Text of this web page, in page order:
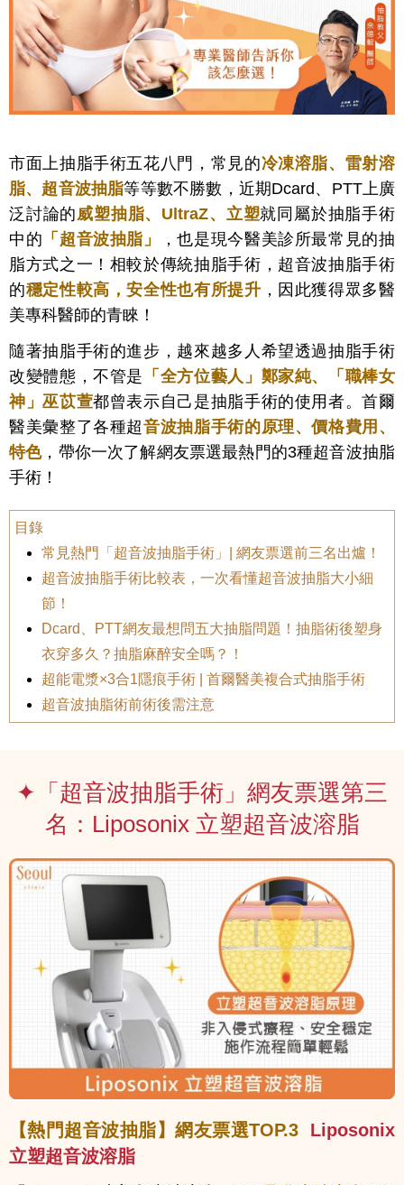
市面上抽脂手術五花八門，常見的冷凍溶脂、雷射溶
脂、超音波抽脂等等數不勝數，近期Dcard、PTT上廣
泛討論的威塑抽脂、UltraZ、立塑就同屬於抽脂手術
中的 「 超音波抽脂 」
，也是現今醫美診所最常見的抽
脂方式之一！相較於傳統抽脂手術，超音波抽脂手術
的穩定性較高，安全性也有所提升 ，因此獲得眾多醫
美專科醫師的青睞！
隨著抽脂手術的進步，越來越多人希望透過抽脂手術
改變體態，不管是 「 全方位藝人」鄭家純、「職棒女
神」巫苡萱都曾表示自己是抽脂手術的使用者。首爾
醫美彙整了各種超音波抽脂手術的原理、價格費用、
特色，帶你一次了解網友票選最熱門的3種超音波抽脂
手術！
目錄
常見熱門「超音波抽脂手術」| 網友票選前三名出爐！
超音波抽脂手術比較表，一次看懂超音波抽脂大小細
節！
Dcard、PTT網友最想問五大抽脂問題！抽脂術後塑身
衣穿多久？抽脂麻醉安全嗎？！
超能電漿×3合1隱痕手術 | 首爾醫美複合式抽脂手術
超音波抽脂術前術後需注意
✦「超音波抽脂手術」網友票選第三
名：Liposonix 立塑超音波溶脂
【熱門超音波抽脂】網友票選TOP.3
Liposonix
立塑超音波溶脂